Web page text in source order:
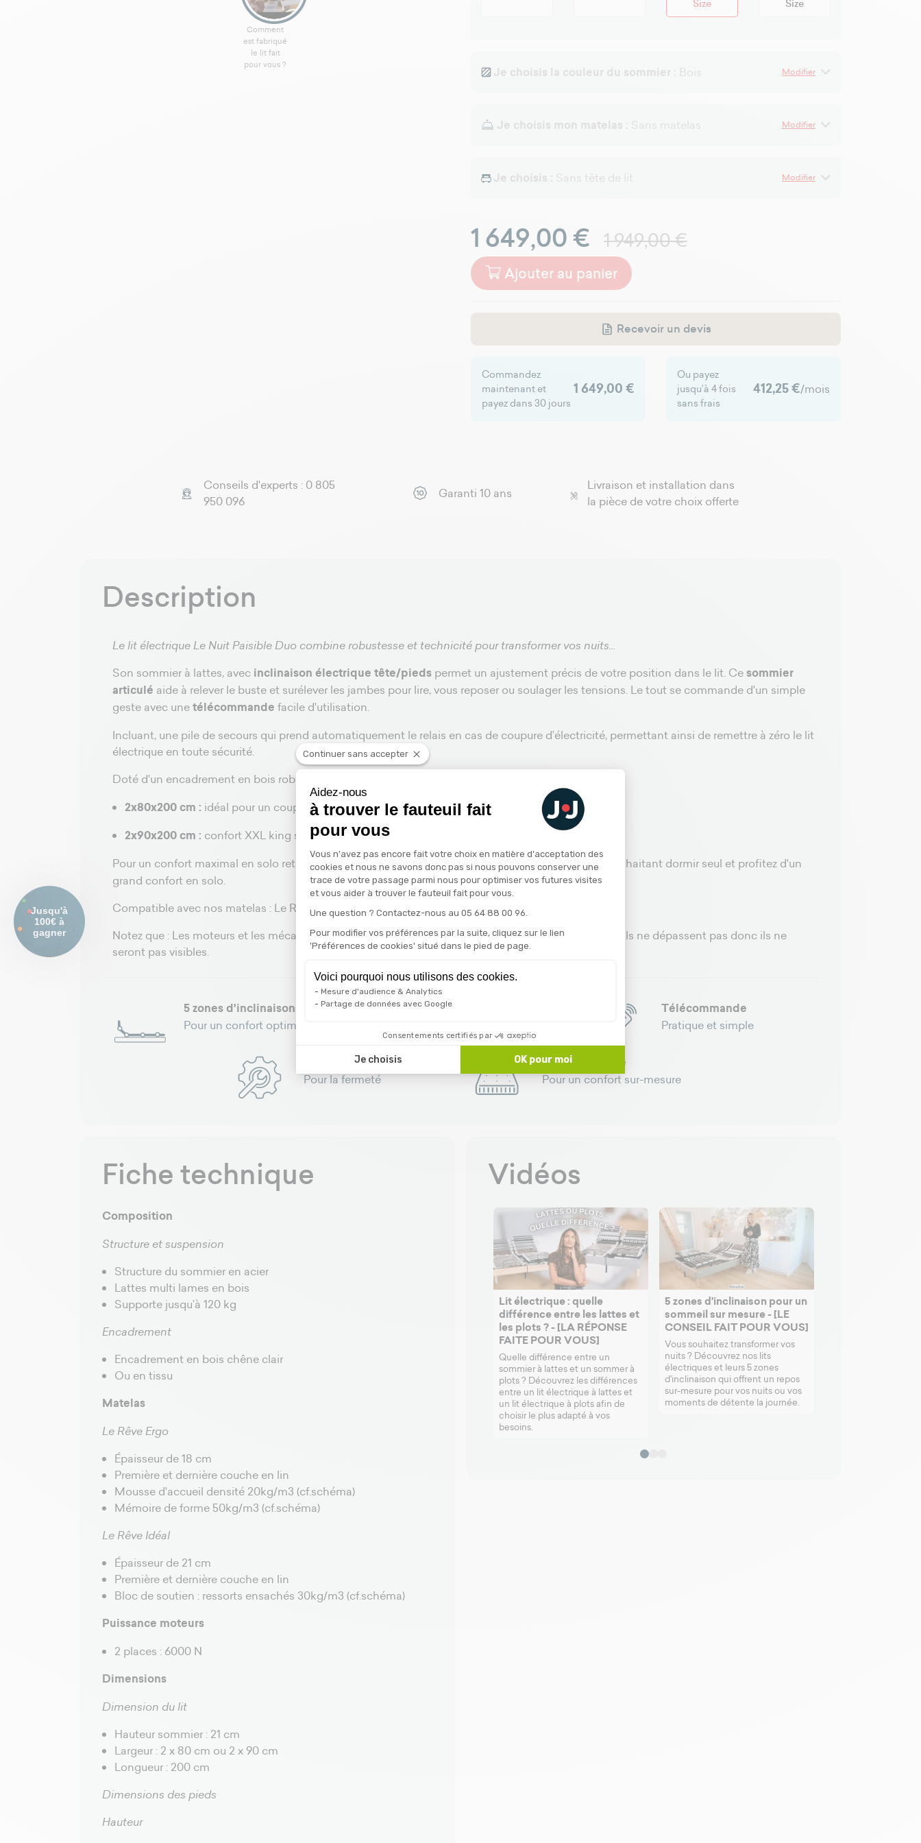
Comment
est fabriqué
le lit fait
pour vous ?
Size Size
Je choisis la couleur du sommier : Bois Modifier
Je choisis mon matelas : Sans matelas Modifier
Je choisis : Sans tête de lit Modifier
1 649,00 € 1 949,00 €
Ajouter au panier
Recevoir un devis
Commandez
maintenant et
payez dans 30 jours
1 649,00 €
Ou payez
jusqu’à 4 fois
sans frais
412,25 €/mois
Conseils d'experts : 0 805
950 096
Garanti 10 ans
Livraison et installation dans
la pièce de votre choix offerte
Description
Le lit électrique Le Nuit Paisible Duo combine robustesse et technicité pour transformer vos nuits...
Son sommier à lattes, avec inclinaison électrique tête/pieds permet un ajustement précis de votre position dans le lit. Cesommier
articulé aide à relever le buste et surélever les jambes pour lire, vous reposer ou soulager les tensions. Le tout se commande d'un simple
geste avec unetélécommande facile d'utilisation.
Incluant, une pile de secours qui prend automatiquement le relais en cas de coupure d’électricité, permettant ainsi de remettre à zéro le lit
électrique en toute sécurité.
Doté d'un encadrement en bois robuste, ce lit électrique est disponible en plusieurs
2x80x200 cm : idéal pour un couple
2x90x200 cm : confort XXL king size
Pour un confort maximal en solo retrouvez notre litNuit Solo en120x200 cmpour les personnes souhaitant dormir seul et profitez d'un
grand confort en solo.
Compatible avec nos matelas : Le Rêve Ergo et Le Rêve Idéal.
Notez que : Les moteurs et les mécanismes d'inclinaison sont intégrés dans le cadre du sommier et ils ne dépassent pas donc ils ne
seront pas visibles.
5 zones d'inclinaisons
Pour un confort optimal
Fabrication Française Télécommande
Pratique et simple
Bagues réglables
Pour la fermeté
Matelas adapté
Pour un confort sur-mesure
Fiche technique
Composition
Structure et suspension
Structure du sommier en acier
Lattes multi lames en bois
Supporte jusqu’à 120 kg
Encadrement
Encadrement en bois chêne clair
Ou en tissu
Matelas
Le Rêve Ergo
Épaisseur de 18 cm
Première et dernière couche en lin
Mousse d'accueil densité 20kg/m3 (cf.schéma)
Mémoire de forme 50kg/m3 (cf.schéma)
Le Rêve Idéal
Épaisseur de 21 cm
Première et dernière couche en lin
Bloc de soutien : ressorts ensachés 30kg/m3 (cf.schéma)
Puissance moteurs
2 places : 6000 N
Dimensions
Dimension du lit
Hauteur sommier : 21 cm
Largeur : 2 x 80 cm ou 2 x 90 cm
Longueur : 200 cm
Dimensions des pieds
Hauteur
Vidéos
Bagues réglables d'un lit
électrique : à quoi servent-
elles ? [LA RÉPONSE FAITE
POUR VOUS]
Découvrez à quoi servent
un sommier électrique...
Lit électrique : quelle
différence entre les lattes et
les plots ? - [LA RÉPONSE
FAITE POUR VOUS]
Quelle différence entre un
sommier à lattes et un sommer à
plots ? Découvrez les différences
entre un lit électrique à lattes et
un lit électrique à plots afin de
choisir le plus adapté à vos
besoins.
5 zones d'inclinaison pour un
sommeil sur mesure - [LE
CONSEIL FAIT POUR VOUS]
Vous souhaitez transformer vos
nuits ? Découvrez nos lits
électriques et leurs 5 zones
d'inclinaison qui offrent un repos
sur-mesure pour vos nuits ou vos
moments de détente la journée.
Continuer sans accepter
Aidez-nous
à trouver le fauteuil fait
pour vous
Plateforme de Gestion du Consentement : Personnalisez vos Options
Vous n'avez pas encore fait votre choix en matière d'acceptation des
cookies et nous ne savons donc pas si nous pouvons conserver une
trace de votre passage parmi nous pour optimiser vos futures visites
et vous aider à trouver le fauteuil fait pour vous.
Une question ? Contactez-nous au 05 64 88 00 96.
Pour modifier vos préférences par la suite, cliquez sur le lien
'Préférences de cookies' situé dans le pied de page.
Voici pourquoi nous utilisons des cookies.
Mesure d'audience & Analytics
Partage de données avec Google
Consentements certifiés par
Je choisis OK pour moi
Axeptio consent
Jusqu'à
100€ à
gagner